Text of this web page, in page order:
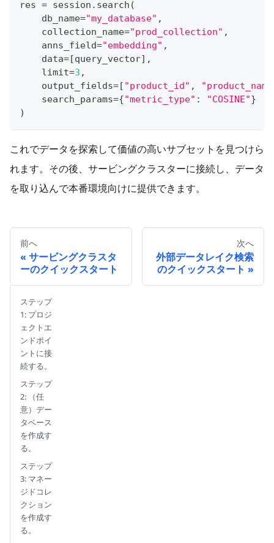
res = session . search (
    db_name
="my_database" ,
    collection_name
="prod_collection" ,
    anns_field
="embedding" ,
    data
= [query_vector] ,
    limit
=3 ,
    output_fields
= [ "product_id" ,
    search_params
={"metric_type" : "COSINE"}
)
これでデータを探索して価値の高いサブセットを見つけら
れます。その後、サービングクラスターに接続し、データ
を取り込んで本番環境向けに提供できます。
前へ
サービングクラスタ
ーのクイックスタート
次へ
外部データレイク検索
のクイックスタート
ステップ
1: プロジ
ェクトエ
ンドポイ
ントに接
続する。
ステップ
2: （任
意）デー
タベース
を作成す
る。
ステップ
3: マネー
ジドコレ
クション
を作成す
る。